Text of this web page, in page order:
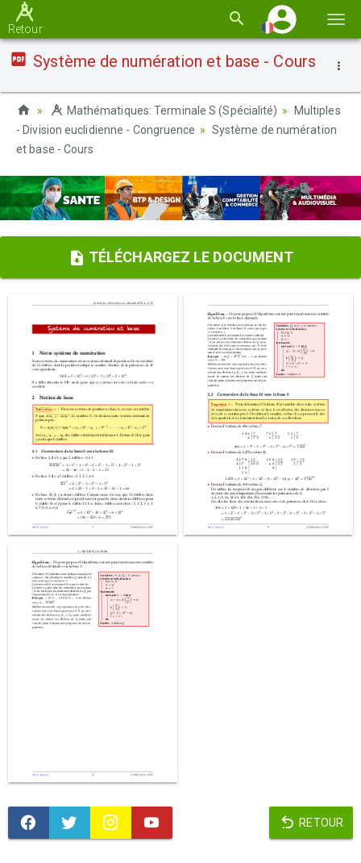
la
Retour
Système de numération et base - Cours
Mathématiques: Terminale S (Spécialité)
Multiples
- Division euclidienne - Congruence
Système de numération
et base - Cours
TÉLÉCHARGEZ LE DOCUMENT
RETOUR